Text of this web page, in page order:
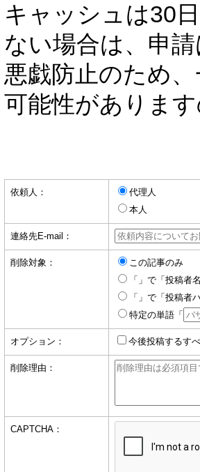
キャッシュは30
ない場合は、申
悪戯防止のため
可能性がありま
依頼人：
代理人
本人
連絡先E-mail：
削除対象：
この記事のみ
「」で「投稿者
「」で「投稿者
特定の単語「
オプション： 今後投稿するす
削除理由：
CAPTCHA：